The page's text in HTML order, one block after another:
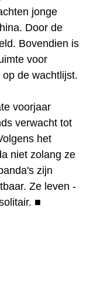
jonge
Door de
Bovendien is
voor
de wachtlijst.
voorjaar
verwacht tot
het
niet zolang ze
zijn
Ze leven -
■